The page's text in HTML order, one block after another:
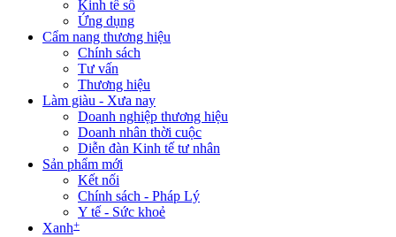
Kinh tế số
Ứng dụng
Cẩm nang thương hiệu
Chính sách
Tư vấn
Thương hiệu
Làm giàu - Xưa nay
Doanh nghiệp thương hiệu
Doanh nhân thời cuộc
Diễn đàn Kinh tế tư nhân
Sản phẩm mới
Kết nối
Chính sách - Pháp Lý
Y tế - Sức khoẻ
Xanh+